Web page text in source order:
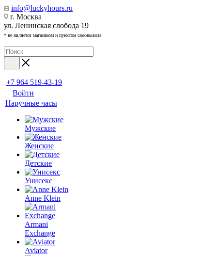
info@luckyhours.ru
г. Москва
ул. Ленинская слобода 19
* не является магазином и пунктом самовывоза
+7 964 519-43-19
Войти
Наручные часы
Мужские
Женские
Детские
Унисекс
Anne Klein
Armani
Exchange
Aviator